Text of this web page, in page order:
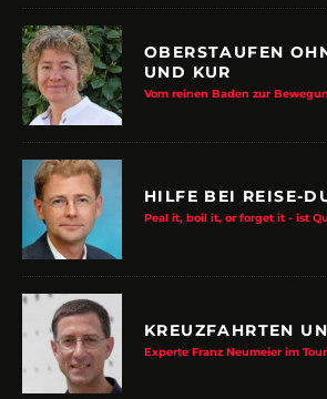
OBERSTAUFEN
UND KUR
Vom reinen Baden zur
HILFE BEI REISE-
Peal it, boil it, or forget it - ist
KREUZFAHRTEN
Experte Franz Neumeier im